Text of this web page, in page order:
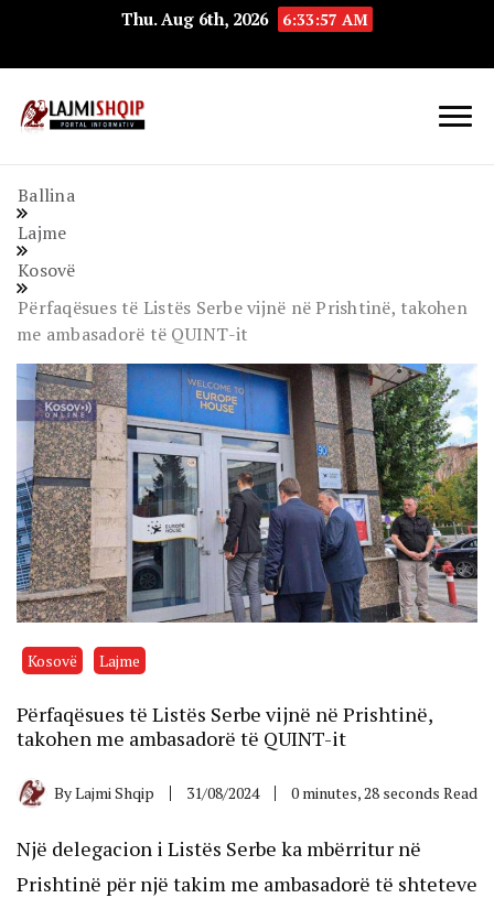
Thu. Aug 6th, 2026 6:33:58 AM
Ballina
Lajme
Kosovë
Përfaqësues të Listës Serbe vijnë në Prishtinë, takohen
me ambasadorë të QUINT-it
Kosovë Lajme
Përfaqësues të Listës Serbe vijnë në Prishtinë,
takohen me ambasadorë të QUINT-it
ByLajmi Shqip 31/08/2024 0 minutes, 28 seconds Read
Një delegacion i Listës Serbe ka mbërritur në
Prishtinë për një takim me ambasadorë të shteteve